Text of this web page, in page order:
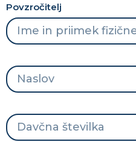
Povzročitelj